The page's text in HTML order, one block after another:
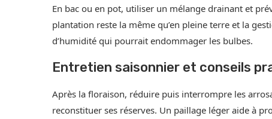
En bac ou en pot, utiliser un mélange drainant et
plantation reste la même qu’en pleine terre et la
d’humidité qui pourrait endommager les bulbes.
Entretien saisonnier et conseils
Après la floraison, réduire puis interrompre les
reconstituer ses réserves. Un paillage léger aide à